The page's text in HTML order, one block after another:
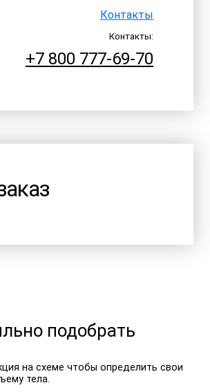
Контакты
Контакты:
+7 800 777-69-70
подобрать
на схеме чтобы определить свои
тела.